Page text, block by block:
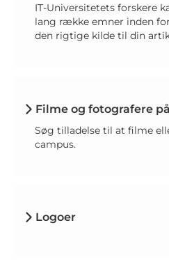
IT-Universitetets forskere
lang række emner inden
den rigtige kilde til din
Filme og fotografere
Søg tilladelse til at filme
campus.
Logoer